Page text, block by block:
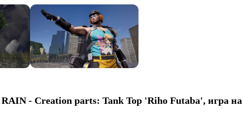
- Creation parts: Tank Top 'Riho Futaba', игра